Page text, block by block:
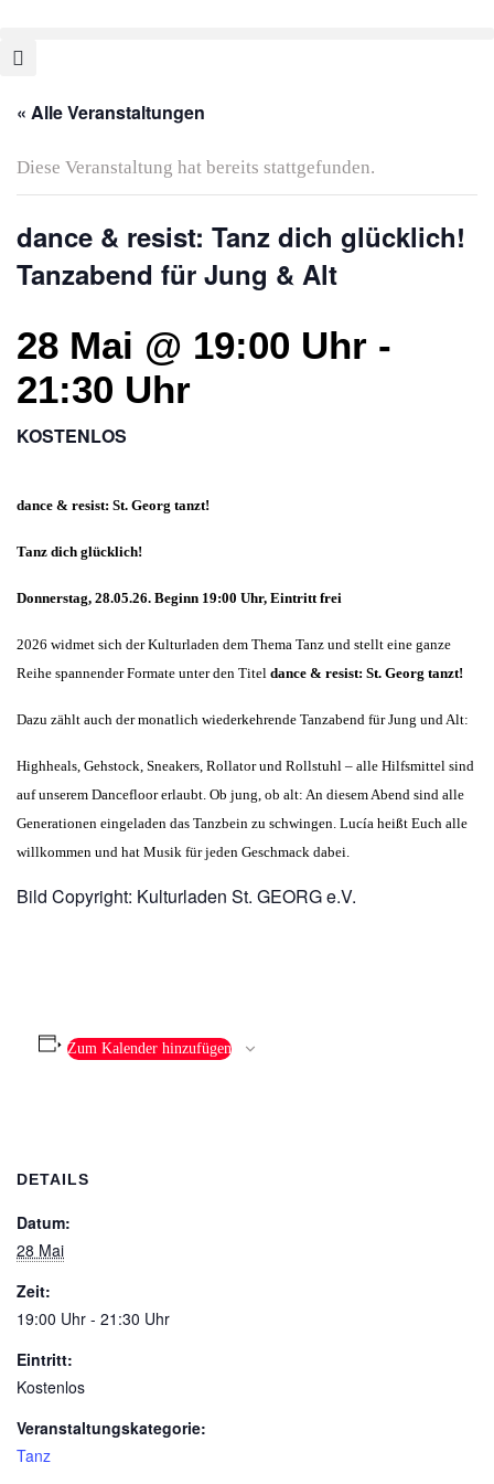
« Alle Veranstaltungen
Diese Veranstaltung hat bereits stattgefunden.
dance & resist: Tanz dich glücklich!
Tanzabend für Jung & Alt
28 Mai @ 19:00 Uhr -
21:30 Uhr
KOSTENLOS
dance & resist: St. Georg tanzt!
Tanz dich glücklich!
Donnerstag, 28.05.26. Beginn 19:00 Uhr, Eintritt frei
2026 widmet sich der Kulturladen dem Thema Tanz und stellt eine ganze
Reihe spannender Formate unter den Titel dance & resist: St. Georg tanzt!
Dazu zählt auch der monatlich wiederkehrende Tanzabend für Jung und Alt:
Highheals, Gehstock, Sneakers, Rollator und Rollstuhl – alle Hilfsmittel sind
auf unserem Dancefloor erlaubt. Ob jung, ob alt: An diesem Abend sind alle
Generationen eingeladen das Tanzbein zu schwingen. Lucía heißt Euch alle
willkommen und hat Musik für jeden Geschmack dabei.
Bild Copyright: Kulturladen St. GEORG e.V.
Zum Kalender hinzufügen
DETAILS
Datum:
28 Mai
Zeit:
19:00 Uhr - 21:30 Uhr
Eintritt:
Kostenlos
Veranstaltungskategorie:
Tanz